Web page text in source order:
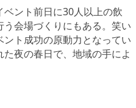
ント前日に30人以上の飲
会場づくりにもある。笑い
ト成功の原動力となってい
夜の春日で、地域の手によ